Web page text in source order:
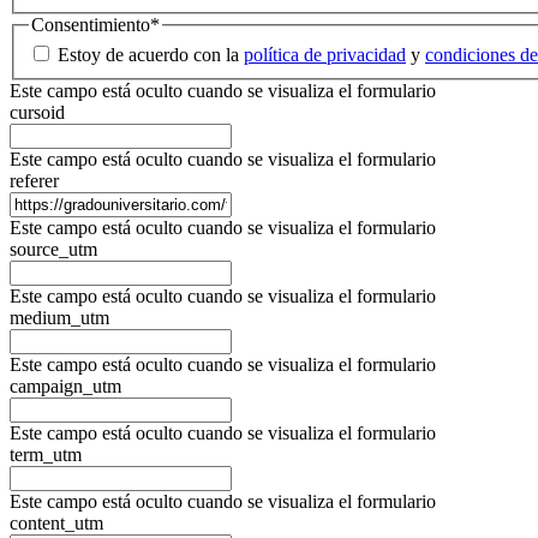
Consentimiento*
Estoy de acuerdo con la política de privacidad y condiciones
Este campo está oculto cuando se visualiza el formulario
cursoid
Este campo está oculto cuando se visualiza el formulario
referer
Este campo está oculto cuando se visualiza el formulario
source_utm
Este campo está oculto cuando se visualiza el formulario
medium_utm
Este campo está oculto cuando se visualiza el formulario
campaign_utm
Este campo está oculto cuando se visualiza el formulario
term_utm
Este campo está oculto cuando se visualiza el formulario
content_utm